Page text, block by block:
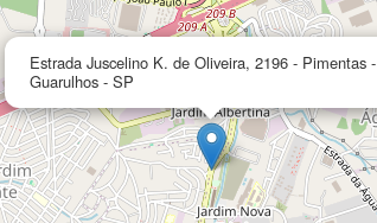
Estrada Juscelino K. de Oliveira, 2196 - Pimentas -
Guarulhos - SP